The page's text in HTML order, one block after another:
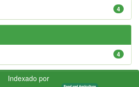
4
4
Indexado por